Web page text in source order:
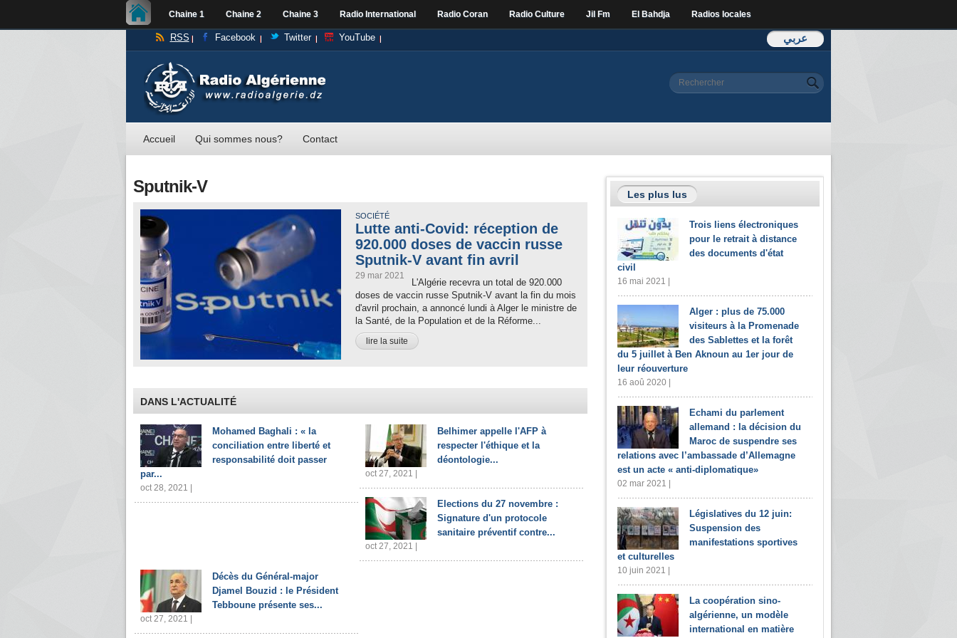
Chaine 1 Chaine 2 Chaine 3 Radio International Radio Coran Radio Culture Jil Fm El Bahdja Radios locales
عربي RSS Facebook Twitter YouTube
Formulaire de
Rechercher
Accueil Qui sommes nous? Contact
Sputnik-V
SOCIÉTÉ
Lutte anti-Covid: réception de
920.000 doses de vaccin russe
Sputnik-V avant fin avril
29 mar 2021
L'Algérie recevra un total de 920.000
doses de vaccin russe Sputnik-V avant la fin du mois
d'avril prochain, a annoncé lundi à Alger le ministre de
la Santé, de la Population et de la Réforme...
lire la suite
DANS L'ACTUALITÉ
Mohamed Baghali : « la
conciliation entre liberté et
responsabilité doit passer
par...
oct 28, 2021 |
Belhimer appelle l'AFP à
respecter l'éthique et la
déontologie...
oct 27, 2021 |
Elections du 27 novembre :
Signature d'un protocole
sanitaire préventif contre...
oct 27, 2021 |
Décès du Général-major
Djamel Bouzid : le Président
Tebboune présente ses...
oct 27, 2021 |
Les plus lus
Trois liens électroniques
pour le retrait à distance
des documents d'état
civil
16 mai 2021 |
Alger : plus de 75.000
visiteurs à la Promenade
des Sablettes et la forêt
du 5 juillet à Ben Aknoun au 1er jour de
leur réouverture
16 aoû 2020 |
Echami du parlement
allemand : la décision du
Maroc de suspendre ses
relations avec l’ambassade d’Allemagne
est un acte « anti-diplomatique»
02 mar 2021 |
Législatives du 12 juin:
Suspension des
manifestations sportives
et culturelles
10 juin 2021 |
La coopération sino-
algérienne, un modèle
international en matière